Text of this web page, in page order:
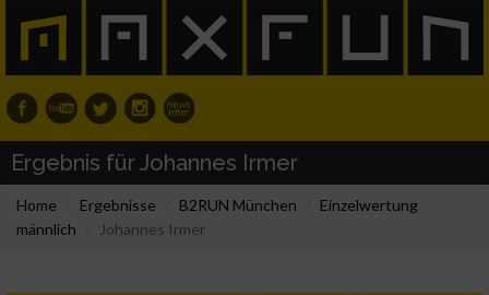
Ergebnis für Johannes Irmer
Home Ergebnisse B2RUN München
Einzelwertung
männlich
Johannes Irmer